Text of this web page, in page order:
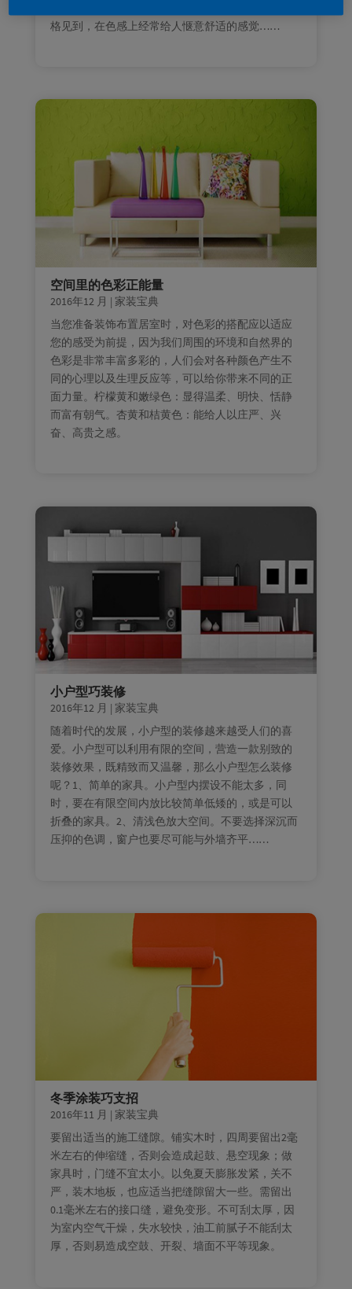
格见到，在色感上经常给人惬意舒适的感觉……
空间里的色彩正能量
2016年12 月 | 家装宝典
当您准备装饰布置居室时，对色彩的搭配应以适应
您的感受为前提，因为我们周围的环境和自然界的
色彩是非常丰富多彩的，人们会对各种颜色产生不
同的心理以及生理反应等，可以给你带来不同的正
面力量。柠檬黄和嫩绿色：显得温柔、明快、恬静
而富有朝气。杏黄和桔黄色：能给人以庄严、兴
奋、高贵之感。
小户型巧装修
2016年12 月 | 家装宝典
随着时代的发展，小户型的装修越来越受人们的喜
爱。小户型可以利用有限的空间，营造一款别致的
装修效果，既精致而又温馨，那么小户型怎么装修
呢？1、简单的家具。小户型内摆设不能太多，同
时，要在有限空间内放比较简单低矮的，或是可以
折叠的家具。2、清浅色放大空间。不要选择深沉而
压抑的色调，窗户也要尽可能与外墙齐平……
冬季涂装巧支招
2016年11 月 | 家装宝典
要留出适当的施工缝隙。铺实木时，四周要留出2毫
米左右的伸缩缝，否则会造成起鼓、悬空现象；做
家具时，门缝不宜太小。以免夏天膨胀发紧，关不
严，装木地板，也应适当把缝隙留大一些。需留出
0.1毫米左右的接口缝，避免变形。不可刮太厚，因
为室内空气干燥，失水较快，油工前腻子不能刮太
厚，否则易造成空鼓、开裂、墙面不平等现象。